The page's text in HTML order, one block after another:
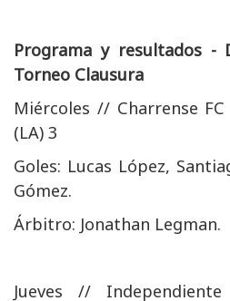
Programa y resultados -
Torneo Clausura
Miércoles // Charrense
(LA) 3
Goles: Lucas López,
Gómez.
Árbitro: Jonathan Legman.
Jueves //